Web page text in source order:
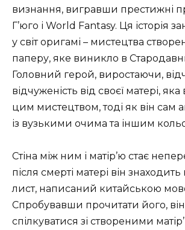
визнання, вигравши престижні
Г’юго і World Fantasy. Ця історія
у світ оригамі – мистецтва
паперу, яке виникло в
Головний герой, виростаючи,
відчуженість від своєї матері,
цим мистецтвом, тоді як він сам
із вузькими очима та іншим
Стіна між ним і матір’ю стає
після смерті матері він
лист, написаний китайською
Спробувавши прочитати його,
спілкуватися зі створеними